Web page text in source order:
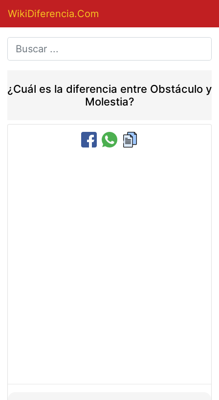
WikiDiferencia.Com
¿Cuál es la diferencia entre Obstáculo y
Molestia?